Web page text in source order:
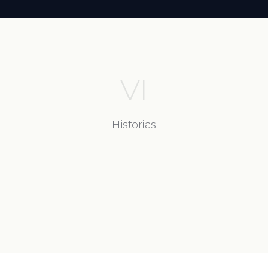
VI
Historias